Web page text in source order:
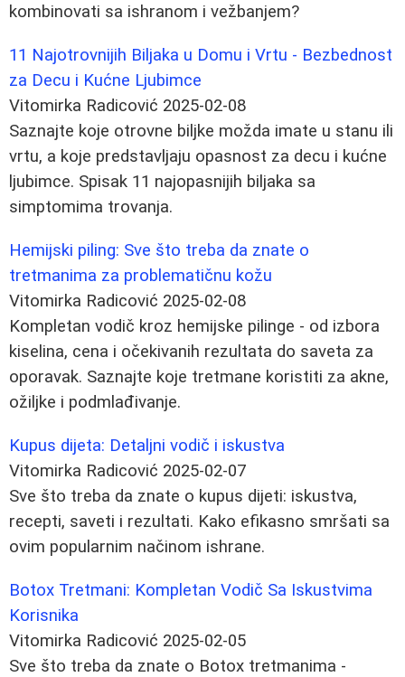
kombinovati sa ishranom i vežbanjem?
11 Najotrovnijih Biljaka u Domu i Vrtu - Bezbednost
za Decu i Kućne Ljubimce
Vitomirka Radicović 2025-02-08
Saznajte koje otrovne biljke možda imate u stanu ili
vrtu, a koje predstavljaju opasnost za decu i kućne
ljubimce. Spisak 11 najopasnijih biljaka sa
simptomima trovanja.
Hemijski piling: Sve što treba da znate o
tretmanima za problematičnu kožu
Vitomirka Radicović 2025-02-08
Kompletan vodič kroz hemijske pilinge - od izbora
kiselina, cena i očekivanih rezultata do saveta za
oporavak. Saznajte koje tretmane koristiti za akne,
ožiljke i podmlađivanje.
Kupus dijeta: Detaljni vodič i iskustva
Vitomirka Radicović 2025-02-07
Sve što treba da znate o kupus dijeti: iskustva,
recepti, saveti i rezultati. Kako efikasno smršati sa
ovim popularnim načinom ishrane.
Botox Tretmani: Kompletan Vodič Sa Iskustvima
Korisnika
Vitomirka Radicović 2025-02-05
Sve što treba da znate o Botox tretmanima -